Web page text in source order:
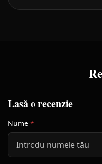
Lasă o recenzie
Nume *